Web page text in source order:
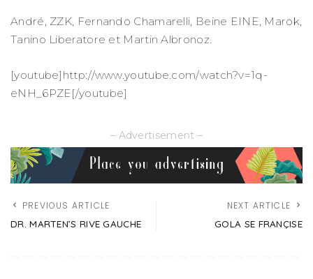
André, ZZK, Fernando Chamarelli, Beine EINE, Marok,
Tanino Liberatore et Martin Albronoz.
[youtube]http://www.youtube.com/watch?v=1q-
eNH_6PZE[/youtube]
– Advertisement –
PREVIOUS ARTICLE
DR. MARTEN’S RIVE GAUCHE
NEXT ARTICLE
GOLA SE FRANÇISE